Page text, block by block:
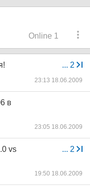
Online 1
... 2
23:13 18.06.2009
в
23:05 18.06.2009
... 2
vs
19:50 18.06.2009